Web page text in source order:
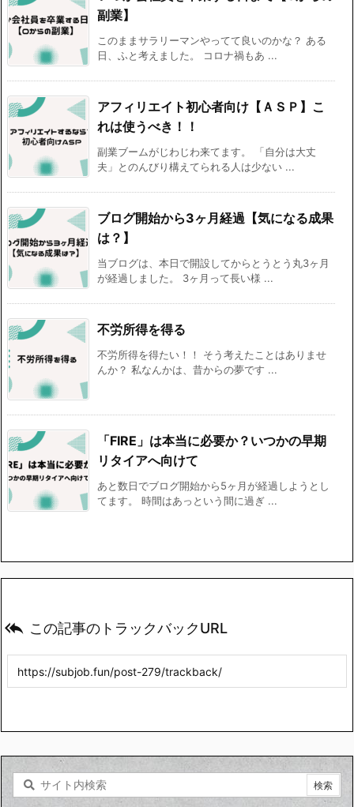
副業】
このままサラリーマンやってて良いのかな？ ある
日、ふと考えました。 コロナ禍もあ ...
アフィリエイト初心者向け【ＡＳＰ】こ
れは使うべき！！
副業ブームがじわじわ来てます。 「自分は大丈
夫」とのんびり構えてられる人は少ない ...
ブログ開始から3ヶ月経過【気になる成果
は？】
当ブログは、本日で開設してからとうとう丸3ヶ月
が経過しました。 3ヶ月って長い様 ...
不労所得を得る
不労所得を得たい！！ そう考えたことはありませ
んか？ 私なんかは、昔からの夢です ...
「FIRE」は本当に必要か？いつかの早期
リタイアへ向けて
あと数日でブログ開始から5ヶ月が経過しようとし
てます。 時間はあっという間に過ぎ ...
 この記事のトラックバックURL